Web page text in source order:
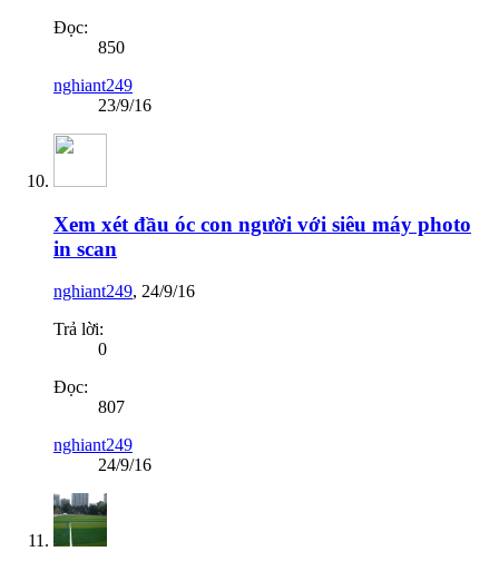
Đọc:
850
nghiant249
23/9/16
Xem xét đầu óc con người với siêu máy photo
in scan
nghiant249, 24/9/16
Trả lời:
0
Đọc:
807
nghiant249
24/9/16